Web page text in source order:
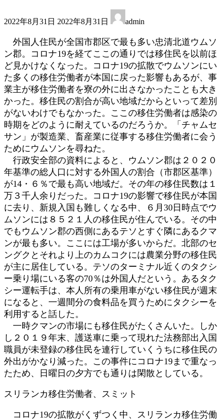
2022年8月31日 終
新
日
時
:
2022年8月31日 admin
外国人住民が全国市郡区で最も多い忠清北道ウムソ
ン郡。コロナ19を経てここの通りでは移住民を以前ほ
ど見かけなくなった。コロナ19の拡散でウムソンにい
た多くの移住労働者が本国に戻った影響もあるが、事
業主が移住労働者を寮の外に出さなかったことも大き
かった。移住民の割合が高い地域だからといって差別
がないわけでもなかった。ここの移住労働者は感染の
時期をどのように耐えているのだろうか。「チャムセ
サン」が製造業、畜産業に従事する移住労働者に会う
ためにウムソンを尋ねた。
行政安全部の資料によると、ウムソン郡は２０２０
年基準の総人口に対する外国人の割合（市郡区基準）
が14・６％で最も高い地域だ。その年の移住民数は１
万３千人余りだった。コロナ19の影響で移住民が本国
に去り、新規入国も難しくなる中、６月30日時点でウ
ムソンには８５２１人の移住民が住んでいる。その中
でもウムソン郡の西側にあるテソとすぐ隣にあるクマ
ンが最も多い。ここには工場が多いからだ。北部のセ
ングクとそれより上のカムコクには農業分野の移住民
が主に居住している。テソのターミナル近くのタクシ
ー乗り場にいる客の70％は外国人だという。あるタク
シー運転手は、本人所有の乗用車がない移住民が週末
になると、一週間分の食料品を買うためにタクシーを
利用すると話した。
一時クマンの市場にも移住民がたくさんいた。しか
し２０１９年末、護送車に乗って現れた法務部出入国
職員が未登録の移住民を連行していくうちに移住民の
外出がかなり減った。この事件にコロナ19まで重なっ
たため、日曜日の夕方でも通りは閑散としている。
スリランカ移住労働者、スミット
コロナ19の拡散がくずつく中、スリランカ移住労働